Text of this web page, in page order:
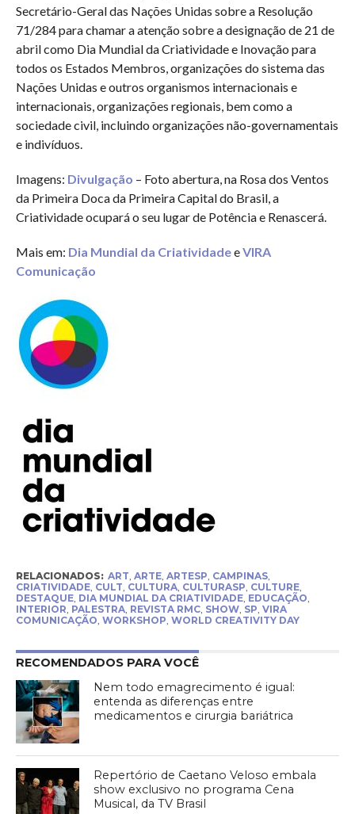
Secretário-Geral das Nações Unidas sobre a Resolução
71/284 para chamar a atenção sobre a designação de 21 de
abril como Dia Mundial da Criatividade e Inovação para
todos os Estados Membros, organizações do sistema das
Nações Unidas e outros organismos internacionais e
internacionais, organizações regionais, bem como a
sociedade civil, incluindo organizações não-governamentais
e indivíduos.
Imagens: Divulgação – Foto abertura, na Rosa dos Ventos
da Primeira Doca da Primeira Capital do Brasil, a
Criatividade ocupará o seu lugar de Potência e Renascerá.
Mais em: Dia Mundial da CriatividadeeVIRA
Comunicação
RELACIONADOS: ART ARTE, ARTESP CAMPINAS,
CRIATIVIDADE, CULT CULTURA, CULTURASP CULTURE,
DESTAQUE, DIA MUNDIAL DA CRIATIVIDADE, EDUCAÇÃO
INTERIOR PALESTRA, REVISTA RMC, SHOW, SP VIRA
COMUNICAÇÃO WORKSHOP WORLD CREATIVITY DAY
RECOMENDADOS PARA VOCÊ
Nem todo emagrecimento é igual:
entenda as diferenças entre
medicamentos e cirurgia bariátrica
Repertório de Caetano Veloso embala
show exclusivo no programa Cena
Musical, da TV Brasil